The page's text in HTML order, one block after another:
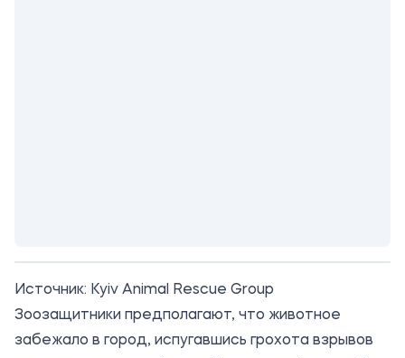
Источник: Kyiv Animal Rescue Group
Зоозащитники предполагают, что животное
забежало в город, испугавшись грохота взрывов